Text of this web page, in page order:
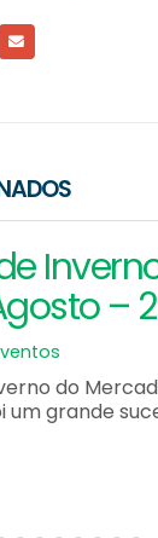
–
do
um grande